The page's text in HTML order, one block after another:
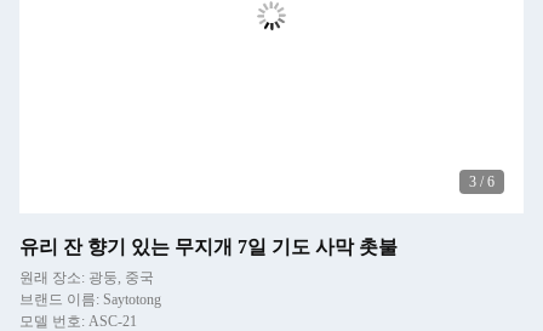
3 / 6
유리 잔 향기 있는 무지개 7일 기도 사막 촛불
원래 장소: 광둥, 중국
브랜드 이름: Saytotong
모델 번호: ASC-21